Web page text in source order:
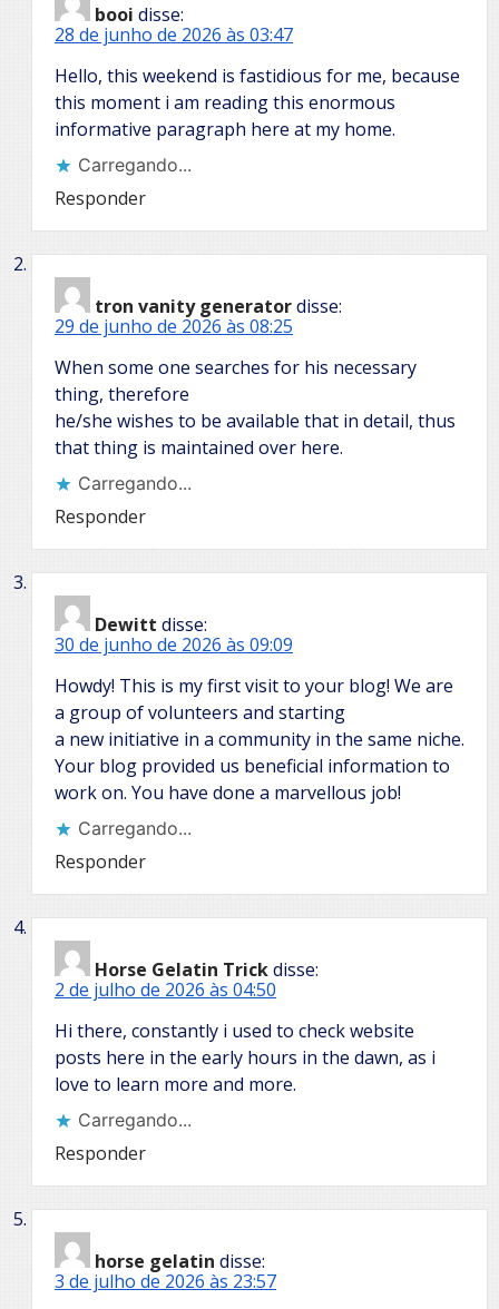
booi disse:
28 de junho de 2026 às 03:47
Hello, this weekend is fastidious for me, because
this moment i am reading this enormous
informative paragraph here at my home.
Carregando...
Responder
tron vanity generatordisse:
29 de junho de 2026 às 08:25
When some one searches for his necessary
thing, therefore
he/she wishes to be available that in detail, thus
that thing is maintained over here.
Carregando...
Responder
Dewitt disse:
30 de junho de 2026 às 09:09
Howdy! This is my first visit to your blog! We are
a group of volunteers and starting
a new initiative in a community in the same niche.
Your blog provided us beneficial information to
work on. You have done a marvellous job!
Carregando...
Responder
Horse Gelatin Trickdisse:
2 de julho de 2026 às 04:50
Hi there, constantly i used to check website
posts here in the early hours in the dawn, as i
love to learn more and more.
Carregando...
Responder
horse gelatin disse:
3 de julho de 2026 às 23:57